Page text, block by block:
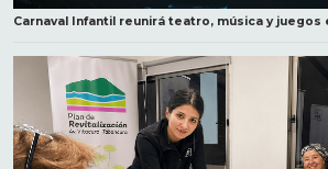
Carnaval Infantil reunirá teatro, música y juegos